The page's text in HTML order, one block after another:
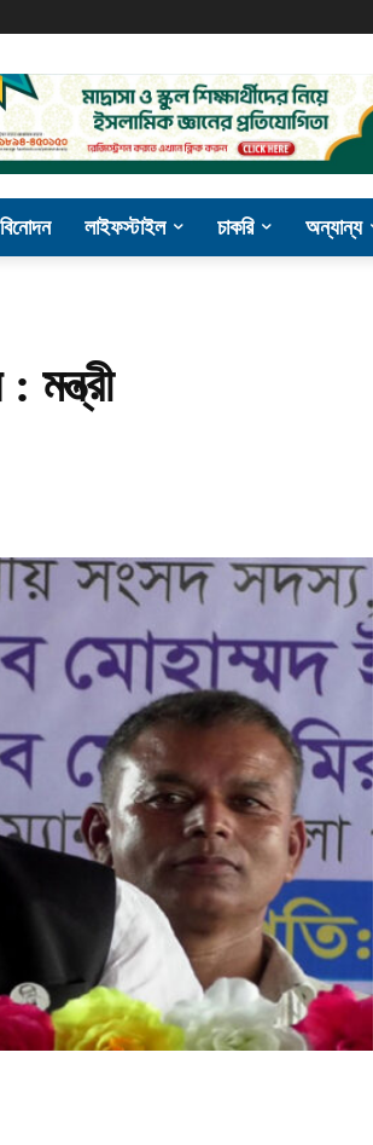
বিনোদন লাইফস্টাইল চাকরি অন্যান্য
মন্ত্রী